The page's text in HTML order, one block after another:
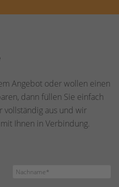
Angebot oder wollen einen
dann füllen Sie einfach
vollständig aus und wir
Ihnen in Verbindung.